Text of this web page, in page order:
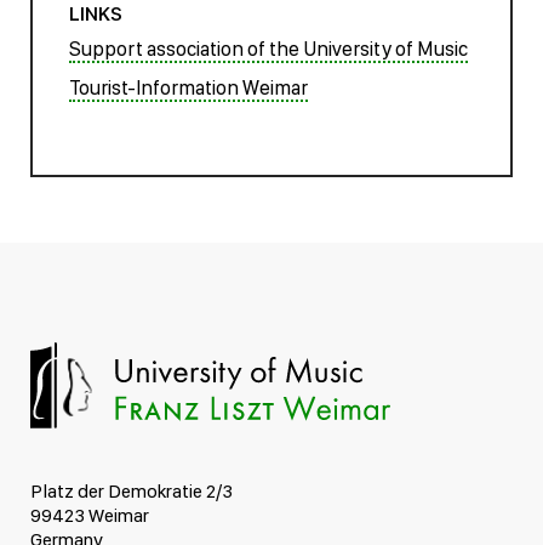
LINKS
Support association of the University of Music
Tourist-Information Weimar
Platz der Demokratie 2/3
99423 Weimar
Germany